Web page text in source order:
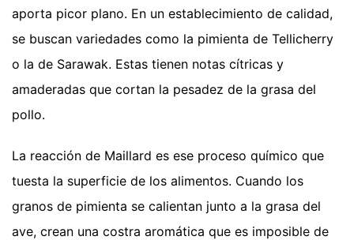
aporta picor plano. En un establecimiento de calidad,
se buscan variedades como la pimienta de Tellicherry
o la de Sarawak. Estas tienen notas cítricas y
amaderadas que cortan la pesadez de la grasa del
pollo.
La reacción de Maillard es ese proceso químico que
tuesta la superficie de los alimentos. Cuando los
granos de pimienta se calientan junto a la grasa del
ave, crean una costra aromática que es imposible de